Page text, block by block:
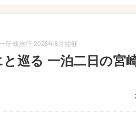
研修旅行 2026年8月開催
巡る 一泊二日の宮